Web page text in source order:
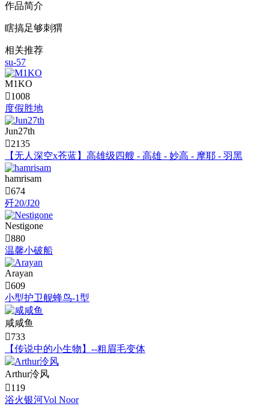
作品简介
瞎搞足够刺猬
相关推荐
su-57
M1KO
1008
度假胜地
Jun27th
2135
【无人深空x苍蓝】高雄级四艘 - 高雄 - 妙高 - 摩耶 - 羽黑
hamrisam
674
歼20/J20
Nestigone
880
温馨小破船
Arayan
609
小型护卫舰蜂鸟-1型
咸咸鱼
733
【传说中的小生物】--粗眉毛变体
Arthur泠风
119
浴火银河Vol Noor